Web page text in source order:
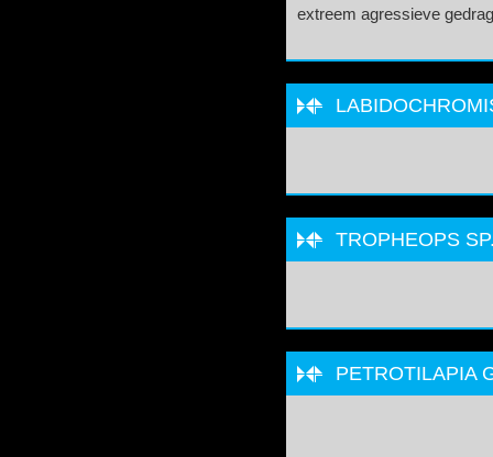
extreem agressieve
TROPHEOPS
PETROTILAPIA